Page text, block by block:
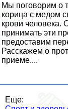
Мы поговорим о
корица с медом
крови человека.
принимать эти
предоставим
Расскажем о
приеме....
Еще: